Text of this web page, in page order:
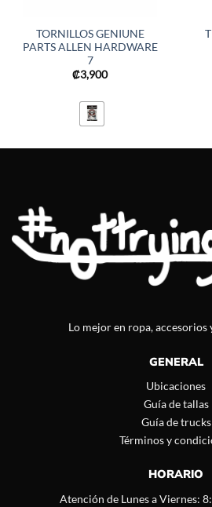
TORNILLOS GENIUNE
PARTS ALLEN HARDWARE
7
₡3,900
Lo mejor en ropa, accesorios
GENERAL
Ubicaciones
Guía de tallas
Guía de trucks
Términos y
HORARIO
Atención de Lunes a Viernes: